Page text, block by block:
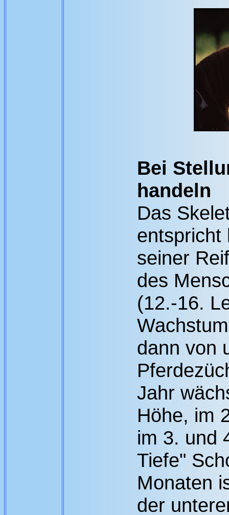
Bei
handeln
Das
entspricht
seiner
des
(12.-16.
dann von
Jahr
Höhe, im
im 3. und
Tiefe"
Monaten
der